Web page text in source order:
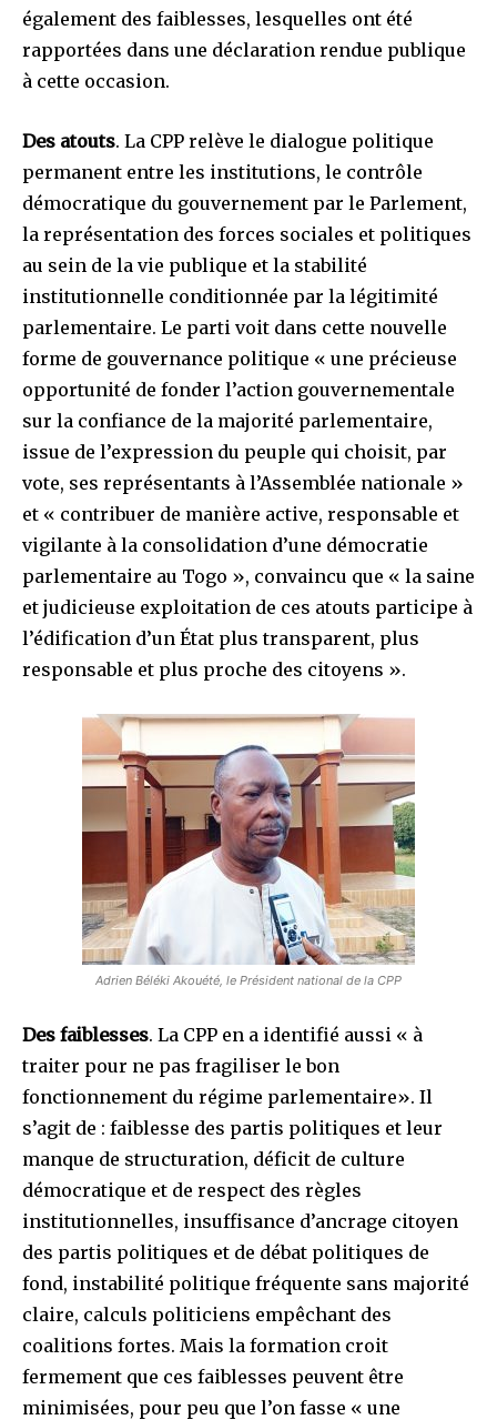
également des faiblesses, lesquelles ont été
rapportées dans une déclaration rendue publique
à cette occasion.
Des atouts. La CPP relève le dialogue politique
permanent entre les institutions, le contrôle
démocratique du gouvernement par le Parlement,
la représentation des forces sociales et politiques
au sein de la vie publique et la stabilité
institutionnelle conditionnée par la légitimité
parlementaire. Le parti voit dans cette nouvelle
forme de gouvernance politique « une précieuse
opportunité de fonder l’action gouvernementale
sur la confiance de la majorité parlementaire,
issue de l’expression du peuple qui choisit, par
vote, ses représentants à l’Assemblée nationale »
et « contribuer de manière active, responsable et
vigilante à la consolidation d’une démocratie
parlementaire au Togo », convaincu que « la saine
et judicieuse exploitation de ces atouts participe à
l’édification d’un État plus transparent, plus
responsable et plus proche des citoyens ».
Adrien Béléki Akouété, le Président national de la CPP
Des faiblesses. La CPP en a identifié aussi « à
traiter pour ne pas fragiliser le bon
fonctionnement du régime parlementaire». Il
s’agit de : faiblesse des partis politiques et leur
manque de structuration, déficit de culture
démocratique et de respect des règles
institutionnelles, insuffisance d’ancrage citoyen
des partis politiques et de débat politiques de
fond, instabilité politique fréquente sans majorité
claire, calculs politiciens empêchant des
coalitions fortes. Mais la formation croit
fermement que ces faiblesses peuvent être
minimisées, pour peu que l’on fasse « une